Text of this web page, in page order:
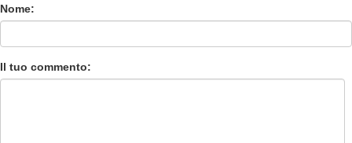
Nome:
Il tuo commento: